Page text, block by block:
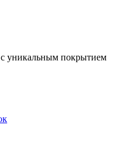
уникальным покрытием